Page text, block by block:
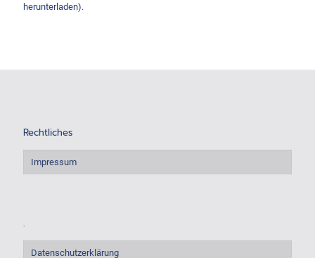
herunterladen).
Rechtliches
Impressum
.
Datenschutzerklärung